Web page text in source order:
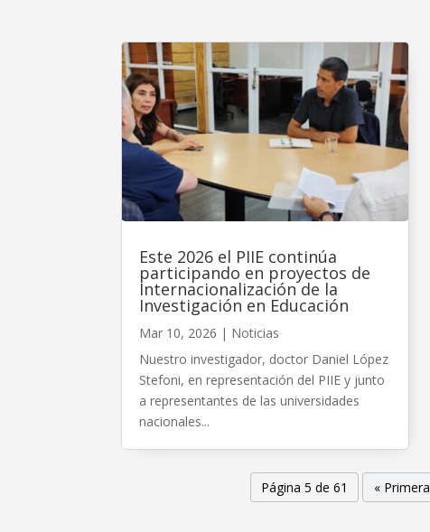
Este 2026 el PIIE continúa
participando en proyectos de
Internacionalización de la
Investigación en Educación
Mar 10, 2026 | Noticias
Nuestro investigador, doctor Daniel López
Stefoni, en representación del PIIE y junto
a representantes de las universidades
nacionales...
Página 5 de 61 « Primera